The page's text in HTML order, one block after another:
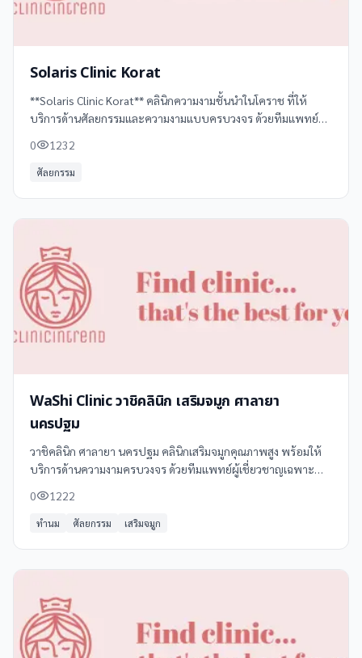
Solaris Clinic Korat
**Solaris Clinic Korat** คลินิกความงามชั้นนำในโคราช ที่ให้
บริการด้านศัลยกรรมและความงามแบบครบวงจร ด้วยทีมแพทย์ผู้
ใบหน้าเฉพาะบุคคล
0 1232
ศัลยกรรม
WaShi Clinic วาชิคลินิก เสริมจมูก ศาลายา
นครปฐม
วาชิคลินิก ศาลายา นครปฐม คลินิกเสริมจมูกคุณภาพสูง พร้อมให้
บริการด้านความงามครบวงจร ด้วยทีมแพทย์ผู้เชี่ยวชาญเฉพาะ
ทางการแพทย์จากอเมริกาและเกาหลี
0 1222
ทำนม ศัลยกรรม เสริมจมูก